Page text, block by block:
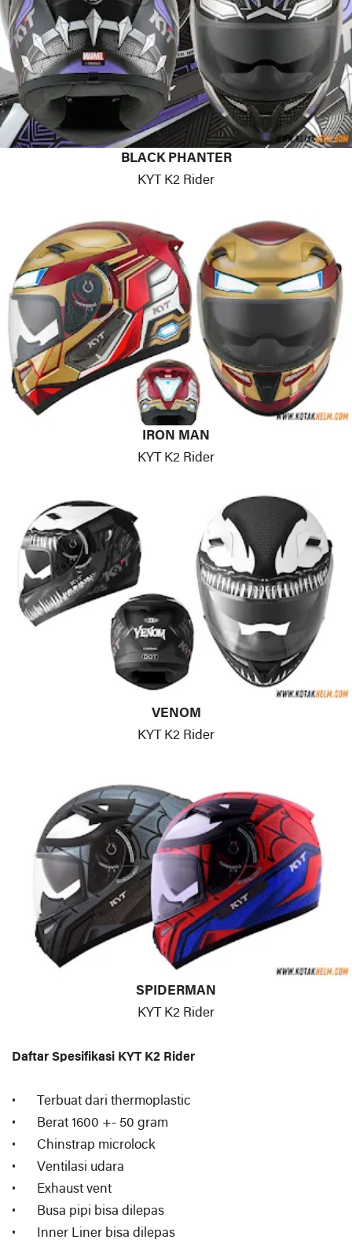
BLACK PHANTER
KYT K2 Rider
IRON MAN
KYT K2 Rider
VENOM
KYT K2 Rider
SPIDERMAN
KYT K2 Rider
Daftar Spesifikasi KYT K2 Rider
•
Terbuat dari thermoplastic
•
Berat 1600 +- 50 gram
•
Chinstrap microlock
•
Ventilasi udara
•
Exhaust vent
•
Busa pipi bisa dilepas
•
Inner Liner bisa dilepas